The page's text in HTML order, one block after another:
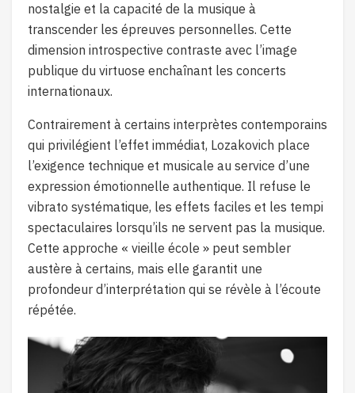
nostalgie et la capacité de la musique à
transcender les épreuves personnelles. Cette
dimension introspective contraste avec l’image
publique du virtuose enchaînant les concerts
internationaux.
Contrairement à certains interprètes contemporains
qui privilégient l’effet immédiat, Lozakovich place
l’exigence technique et musicale au service d’une
expression émotionnelle authentique. Il refuse le
vibrato systématique, les effets faciles et les tempi
spectaculaires lorsqu’ils ne servent pas la musique.
Cette approche « vieille école » peut sembler
austère à certains, mais elle garantit une
profondeur d’interprétation qui se révèle à l’écoute
répétée.